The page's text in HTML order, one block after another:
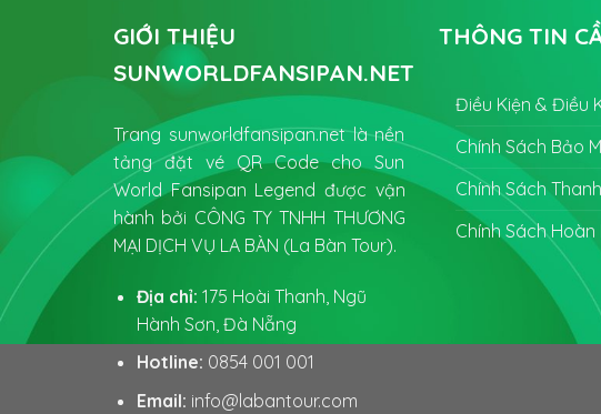
GIỚI THIỆU
SUNWORLDFANSIPAN.NET
Trang sunworldfansipan.net là nền
tảng đặt vé QR Code cho Sun
World Fansipan Legend được vận
hành bởi CÔNG TY TNHH THƯƠNG
MẠI DỊCH VỤ LA BÀN (La Bàn Tour).
Địa chỉ: 175 Hoài Thanh, Ngũ
Hành Sơn, Đà Nẵng
Hotline: 0854 001 001
Email: info@labantour.com
THÔNG TIN
Điều Kiện & Điều
Chính Sách Bảo
Chính Sách
Chính Sách Hoàn